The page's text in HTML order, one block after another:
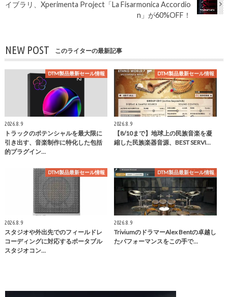
イブラリ、Xperimenta Project「La Fisarmonica Accordio
n」が60%OFF！
NEW POST このライターの最新記事
DTM製品最新セール情報
2026.8.9
トラックのポテンシャルを最大限に
引き出す、音楽制作に特化した包括
的プラグイン…
DTM製品最新セール情報
2026.8.9
【8/10まで】地球上の民族音楽を凝
縮した民族楽器音源、BEST SERVI…
DTM製品最新セール情報
2026.8.9
スタジオや外出先でのフィールドレ
コーディングに対応するポータブル
スタジオコン…
DTM製品最新セール情報
2026.8.9
TriviumのドラマーAlex Bentの卓越し
たパフォーマンスをこの手で…